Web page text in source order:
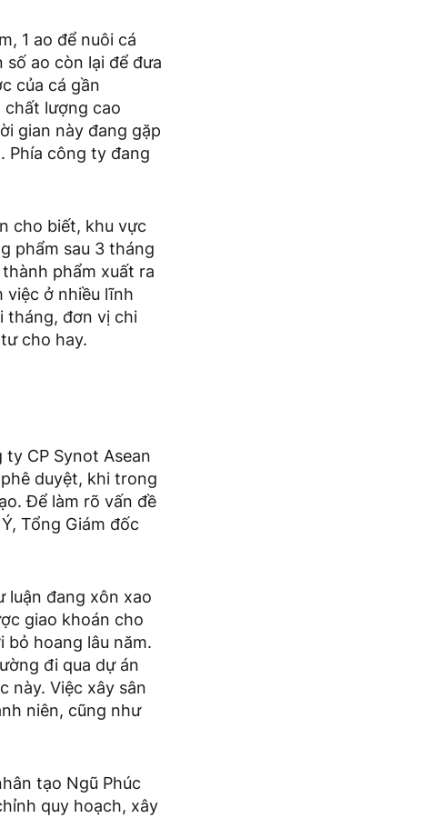
1 ao để nuôi cá
ao còn lại để đưa
của cá gần
chất lượng cao
gian này đang gặp
Phía công ty đang
cho biết, khu vực
phẩm sau 3 tháng
phẩm xuất ra
việc ở nhiều lĩnh
tháng, đơn vị chi
cho hay.
CP Synot Asean
duyệt, khi trong
Để làm rõ vấn đề
Tổng Giám đốc
luận đang xôn xao
giao khoán cho
bỏ hoang lâu năm.
đi qua dự án
này. Việc xây sân
niên, cũng như
tạo Ngũ Phúc
quy hoạch, xây